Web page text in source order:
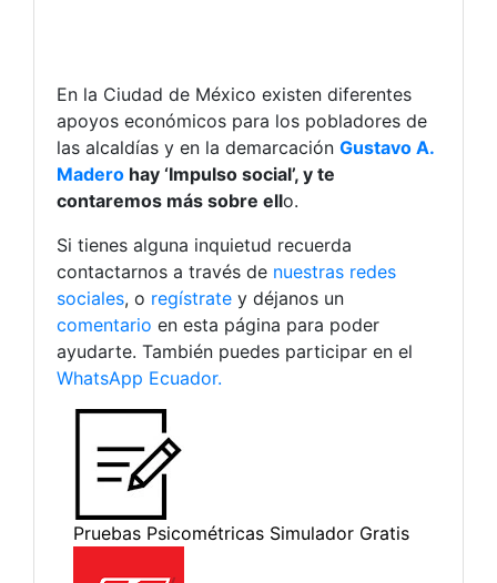
En la Ciudad de México existen diferentes
apoyos económicos para los pobladores de
las alcaldías y en la demarcación Gustavo A.
Madero hay ‘Impulso social’, y te
contaremos más sobre ello.
Si tienes alguna inquietud recuerda
contactarnos a través de nuestras redes
sociales, o regístrate y déjanos un
comentario en esta página para poder
ayudarte. También puedes participar en el
WhatsApp Ecuador.